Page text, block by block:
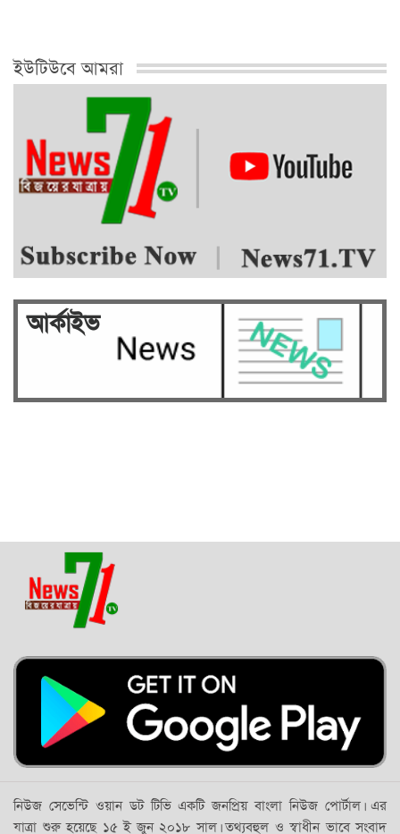
ইউটিউবে আমরা
আর্কাইভ
নিউজ সেভেন্টি ওয়ান ডট টিভি একটি জনপ্রিয় বাংলা নিউজ পোর্টাল। এর
যাত্রা শুরু হয়েছে ১৫ ই জুন ২০১৮ সাল। তথ্যবহুল ও স্বাধীন ভাবে সংবাদ